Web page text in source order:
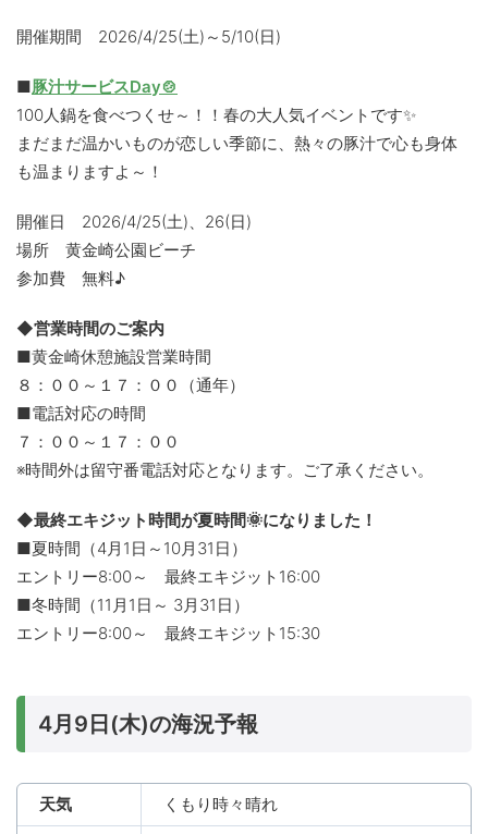
開催期間 2026/4/25(土)～5/10(日)
■豚汁サービスDay🍲
100人鍋を食べつくせ～！！春の大人気イベントです✨
まだまだ温かいものが恋しい季節に、熱々の豚汁で心も身体
も温まりますよ～！
開催日 2026/4/25(土)、26(日)
場所 黄金崎公園ビーチ
参加費 無料♪
◆営業時間のご案内
■黄金崎休憩施設営業時間
８：００～１７：００（通年）
■電話対応の時間
７：００～１７：００
※時間外は留守番電話対応となります。ご了承ください。
◆最終エキジット時間が夏時間🌞になりました！
■夏時間（4月1日～10月31日）
エントリー8:00～ 最終エキジット16:00
■冬時間（11月1日～ 3月31日）
エントリー8:00～ 最終エキジット15:30
4月9日(木)の海況予報
天気 くもり時々晴れ